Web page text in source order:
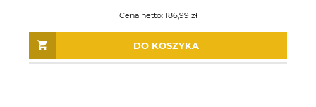
Cena netto: 186,99 zł
DO KOSZYKA